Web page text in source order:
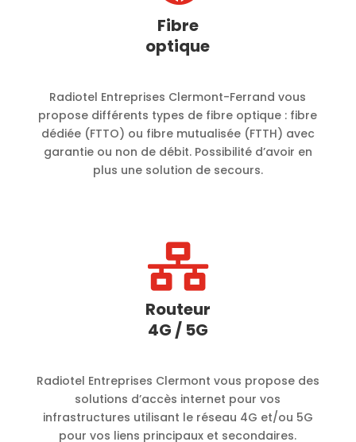
Fibre
optique
Radiotel Entreprises Clermont-Ferrand vous
propose différents types de fibre optique : fibre
dédiée (FTTO) ou fibre mutualisée (FTTH) avec
garantie ou non de débit. Possibilité d’avoir en
plus une solution de secours.

Routeur
4G / 5G
Radiotel Entreprises Clermont vous propose des
solutions d’accès internet pour vos
infrastructures utilisant le réseau 4G et/ou 5G
pour vos liens principaux et secondaires.